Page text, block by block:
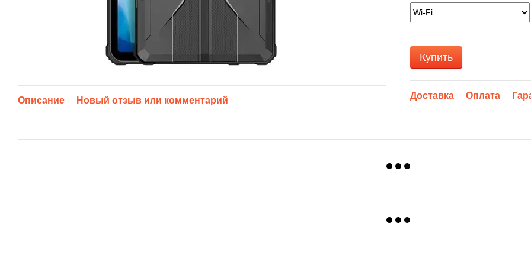
Описание Новый отзыв или комментарий
Купить
Доставка Оплата